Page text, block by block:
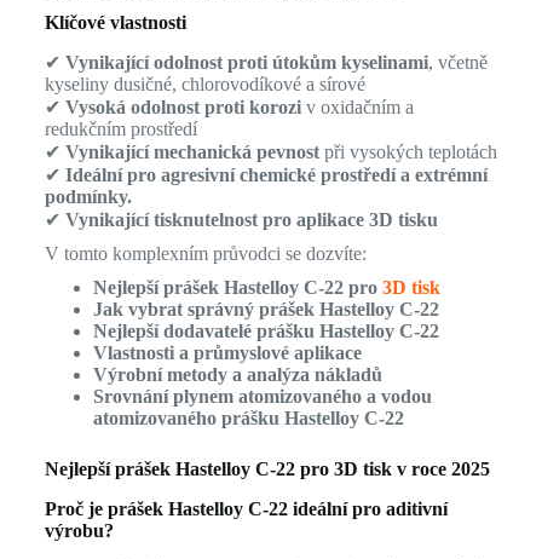
Klíčové vlastnosti
✔ Vynikající odolnost proti útokům kyselinami, včetně
kyseliny dusičné, chlorovodíkové a sírové
✔ Vysoká odolnost proti koroziv oxidačním a
redukčním prostředí
✔ Vynikající mechanická pevnostpři vysokých teplotách
✔ Ideální pro agresivní chemické prostředí a extrémní
podmínky.
✔ Vynikající tisknutelnost pro aplikace 3D tisku
V tomto komplexním průvodci se dozvíte:
Nejlepší prášek Hastelloy C-22 pro3D tisk
Jak vybrat správný prášek Hastelloy C-22
Nejlepší dodavatelé prášku Hastelloy C-22
Vlastnosti a průmyslové aplikace
Výrobní metody a analýza nákladů
Srovnání plynem atomizovaného a vodou
atomizovaného prášku Hastelloy C-22
Nejlepší prášek Hastelloy C-22 pro 3D tisk v roce 2025
Proč je prášek Hastelloy C-22 ideální pro aditivní
výrobu?